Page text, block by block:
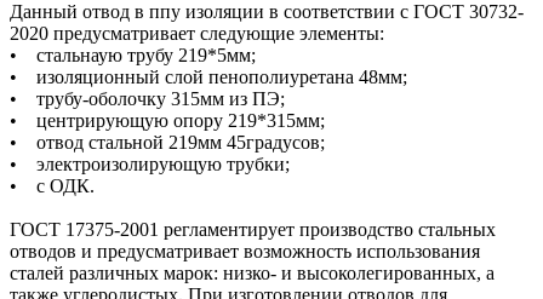
Данный отвод в ппу изоляции в соответствии с ГОСТ 30732-
2020 предусматривает следующие элементы:
• стальнаую трубу 219*5мм;
• изоляционный слой пенополиуретана 48мм;
• трубу-оболочку 315мм из ПЭ;
• центрирующую опору 219*315мм;
• отвод стальной 219мм 45градусов;
• электроизолирующую трубки;
• с ОДК.
ГОСТ 17375-2001 регламентирует производство стальных
отводов и предусматривает возможность использования
сталей различных марок: низко- и высоколегированных, а